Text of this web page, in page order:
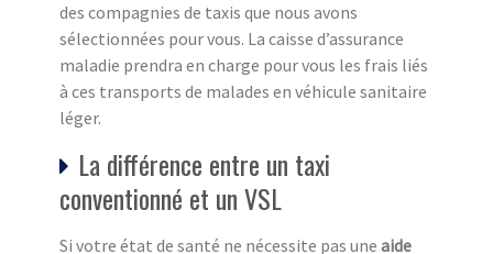
des compagnies de taxis que nous avons
sélectionnées pour vous. La caisse d’assurance
maladie prendra en charge pour vous les frais liés
à ces transports de malades en véhicule sanitaire
léger.
La différence entre un taxi
conventionné et un VSL
Si votre état de santé ne nécessite pas une aide